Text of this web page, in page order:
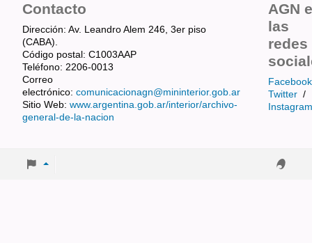
Contacto
Dirección: Av. Leandro Alem 246, 3er piso
(CABA).
Código postal: C1003AAP
Teléfono: 2206-0013
Correo
electrónico: comunicacionagn@mininterior.gob.ar
Sitio Web: www.argentina.gob.ar/interior/archivo-
general-de-la-nacion
AGN
las
redes
Facebook
Twitter /
Instagram